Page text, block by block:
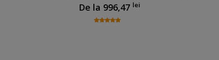
De la 996,47 lei